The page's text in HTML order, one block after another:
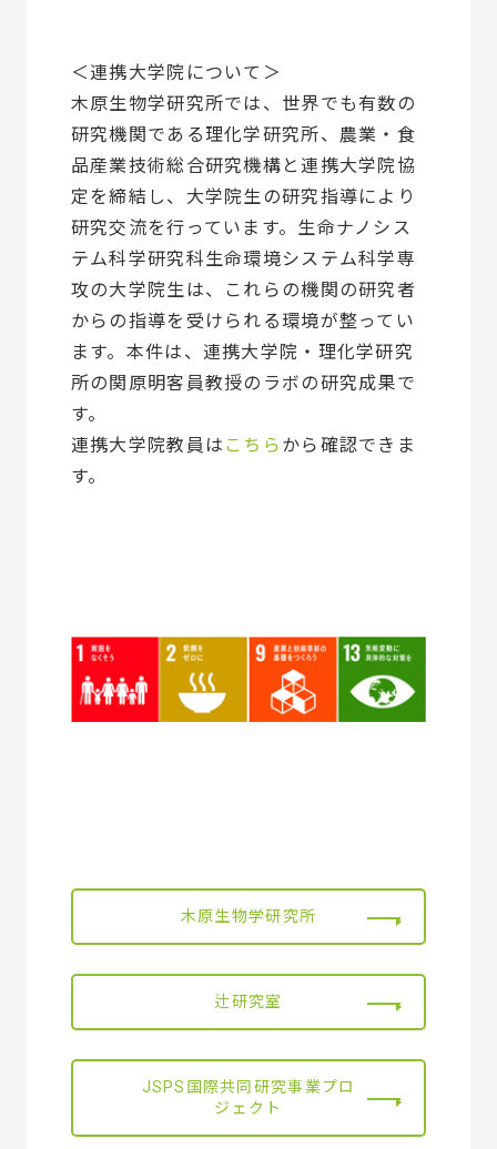
＜連携大学院について＞
木原生物学研究所では、世界でも有数の
研究機関である理化学研究所、農業・食
品産業技術総合研究機構と連携大学院協
定を締結し、大学院生の研究指導により
研究交流を行っています。生命ナノシス
テム科学研究科生命環境システム科学専
攻の大学院生は、これらの機関の研究者
からの指導を受けられる環境が整ってい
ます。本件は、連携大学院・理化学研究
所の関原明客員教授のラボの研究成果で
す。
連携大学院教員は こちら から確認できま
す。
木原生物学研究所
辻研究室
JSPS国際共同研究事業プロ
ジェクト